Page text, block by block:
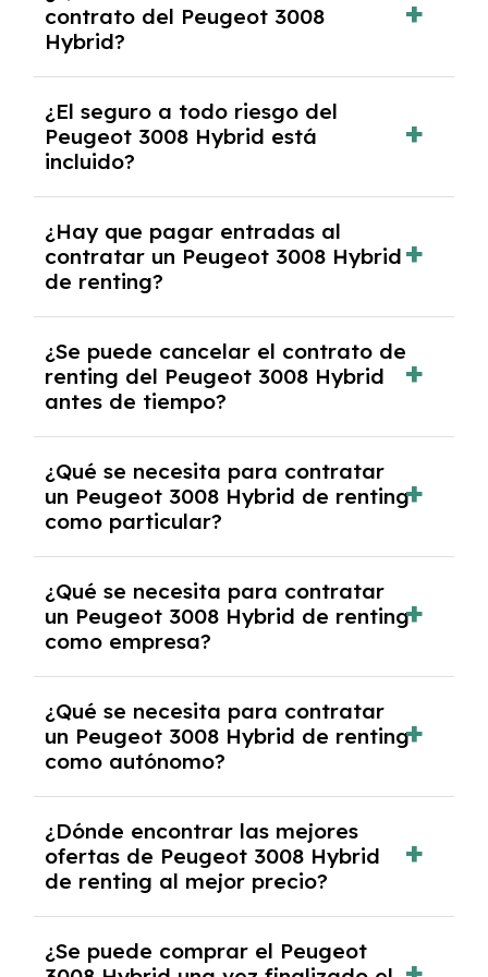
30,000 km anuales. Si excedes ese límite,
puede haber un cargo adicional.
contrato del Peugeot 3008
Hybrid?
coche, renovarlo por uno nuevo o, en algunos
casos, comprarlo a un precio previamente
acordado.
¿El seguro a todo riesgo del
Peugeot 3008 Hybrid está
incluido?
3008 Hybrid con el seguro a todo riesgo sin
franquicia incluido dentro de las cuotas
mensuales.
¿Hay que pagar entradas al
contratar un Peugeot 3008 Hybrid
de renting?
tendrás que pagar ningún tipo de entrada
salvo en casos que lo exija el proveedor
debido al resultado del estudio de viabilidad
económica.
¿Se puede cancelar el contrato de
renting del Peugeot 3008 Hybrid
antes de tiempo?
pero puede haber penalizaciones por
cancelación anticipada. Es importante revisar
las condiciones del contrato y hablar con un
experto que te asesore.
¿Qué se necesita para contratar
un Peugeot 3008 Hybrid de renting
como particular?
y, en algunos casos, una consulta de solvencia
crediticia y un pago inicial.
¿Qué se necesita para contratar
un Peugeot 3008 Hybrid de renting
como empresa?
documentación financiera y, en algunos
casos, un informe de solvencia de la empresa
y un pago inicial.
¿Qué se necesita para contratar
un Peugeot 3008 Hybrid de renting
como autónomo?
autónomos, justificante de ingresos y, en
algunos casos, un informe fiscal y un pago
inicial.
¿Dónde encontrar las mejores
ofertas de Peugeot 3008 Hybrid
de renting al mejor precio?
mejores ofertas de vehículos de renting con
¿Se puede comprar el Peugeot